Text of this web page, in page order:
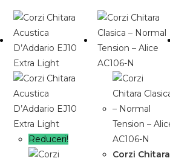
Reduceri!
Corzi Chitara